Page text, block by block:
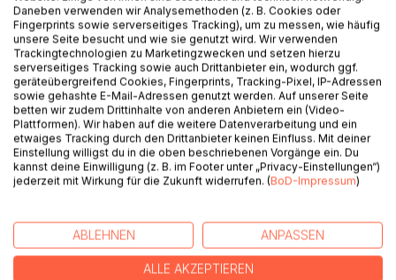
einigen Jahren beruflich überwiegend mit klassischer Musik
und Klassik-Künstlern im Rahmen des Konzerthaus- und
Festivalbetriebs zu tun habe, lag es nah, sich diese Fragen
auch und insbesondere in Bezug auf den Klassikmarkt zu
stellen.
Es fällt auf, dass in den letzten Jahren der Klassikmarkt
immer mehr und in immer schnellerer Folge so genannte
Stars hervorbringt. Immer neue Musiker, Sänger und
Instrumentalisten, junge Talente, die stets als die neue
große Klassik-Sensation angekündigt werden  aber auch
neues? Wie werden die Musiker heutzutage inszeniert?
Wie gelingt es, sie einem großen Publikum nahe zu bringen
und sie möglichst langfristig am Markt zu etablieren? Wer
Daneben verwenden wir Analysemethoden (z. B. Cookies oder
Fingerprints sowie serverseitiges Tracking), um zu messen, wie häufig
unsere Seite besucht und wie sie genutzt wird. Wir verwenden
Trackingtechnologien zu Marketingzwecken und setzen hierzu
serverseitiges Tracking sowie auch Drittanbieter ein, wodurch ggf.
geräteübergreifend Cookies, Fingerprints, Tracking-Pixel, IP-Adressen
sowie gehashte E-Mail-Adressen genutzt werden. Auf unserer Seite
betten wir zudem Drittinhalte von anderen Anbietern ein (Video-
Plattformen). Wir haben auf die weitere Datenverarbeitung und ein
etwaiges Tracking durch den Drittanbieter keinen Einfluss. Mit deiner
Einstellung willigst du in die oben beschriebenen Vorgänge ein. Du
kannst deine Einwilligung (z. B. im Footer unter „Privacy-Einstellungen“)
jederzeit mit Wirkung für die Zukunft widerrufen. (BoD-Impressum)
ABLEHNEN ANPASSEN
ALLE AKZEPTIEREN